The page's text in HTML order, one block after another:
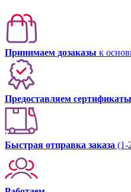
Принимаем дозаказы к
Предоставляем сертификаты
Быстрая отправка заказа (1-